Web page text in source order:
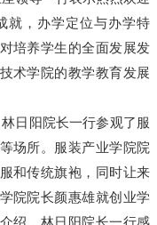
就，办学定位与办学特
培养学生的全面发展发
术学院的教学教育发展
日阳院长一行参观了服
场所。服装产业学院院
和传统旗袍，同时让来
院院长颜惠雄就创业学
绍，林日阳院长一行感